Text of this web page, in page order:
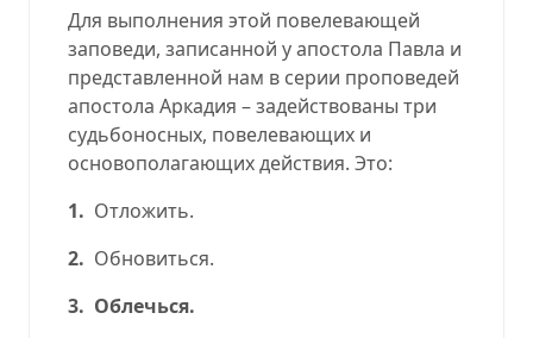
Для выполнения этой повелевающей
заповеди, записанной у апостола Павла и
представленной нам в серии проповедей
апостола Аркадия – задействованы три
судьбоносных, повелевающих и
основополагающих действия. Это:
1. Отложить.
2. Обновиться.
3. Облечься.